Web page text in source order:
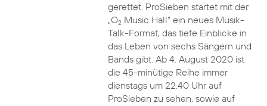
gerettet. ProSieben startet mit der
„O2Music Hall“ ein neues Musik-
Talk-Format, das tiefe Einblicke in
das Leben von sechs Sängern und
Bands gibt. Ab 4. August 2020 ist
die 45-minütige Reihe immer
dienstags um 22.40 Uhr auf
ProSieben zu sehen, sowie auf